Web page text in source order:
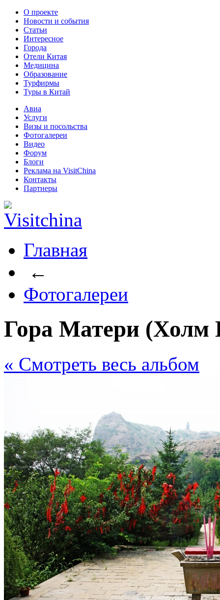
О проекте
Новости и события
Статьи
Интересное
Города
Отели Китая
Медицина
Образование
Турфирмы
Туры в Китай
Авиа
Услуги
Визы и посольства
Фотогалереи
Видео
Форум
Блоги
Реклама на VisitChina
Контакты
Партнеры
Главная
←
Фотогалереи
Гора Матери (Холм
« Cмотреть весь альбом